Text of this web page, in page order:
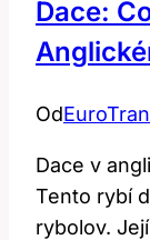
Dace:
Od
Dace v
Tento rybí
rybolov.